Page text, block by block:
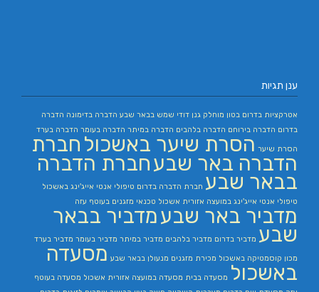
ענן תגיות
אטרקציות בדרום בטון מוחלק גנן דודי שמש בבאר שבע הדברה בדימונה הדברה
בדרום הדברה בירוחם הדברה בלהבים הדברה במיתר הדברה בעומר הדברה בערד
הסרת שיער הסרת שיער באשכול חברת
הדברה באר שבעחברת הדברה
בבאר שבע חברת הדברה בדרום טיפולי אנטי אייג'ינג באשכול
טיפולי אנטי אייג'ינג במועצה אזורית אשכול טכנאי מזגנים בעוטף עזה
מדביר באר שבעמדביר בבאר
שבע מדביר בדרום מדביר בלהבים מדביר במיתר מדביר בעומר מדביר בערד
מכון קוסמטיקה באשכול מכירת מזגנים מנעולן בבאר שבע מסעדה
באשכול מסעדה בבית מסעדה במועצה אזורית אשכול מסעדה בעוטף